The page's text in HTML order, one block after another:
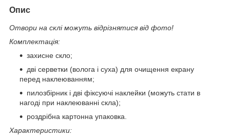
Опис
Отвори на склі можуть відрізнятися від фото!
Комплектація:
захисне скло;
дві серветки (волога і суха) для очищення екрану
перед наклеюванням;
пилозбірник і дві фіксуючі наклейки (можуть стати в
нагоді при наклеюванні скла);
роздрібна картонна упаковка.
Характеристики: